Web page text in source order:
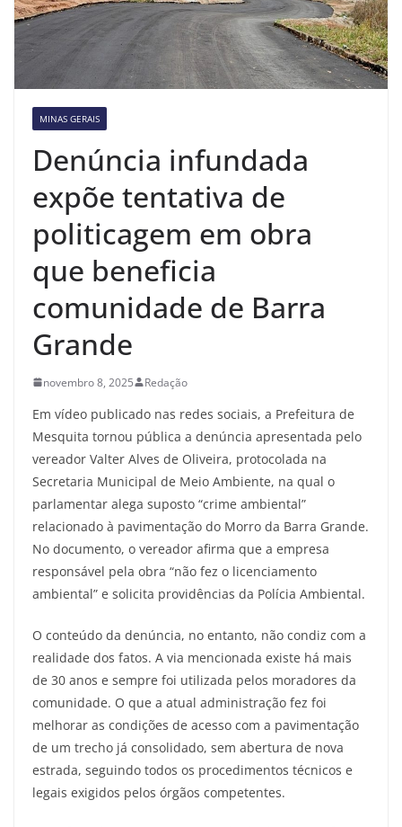
MINAS GERAIS
Denúncia infundada
expõe tentativa de
politicagem em obra
que beneficia
comunidade de Barra
Grande
novembro 8, 2025 Redação
Em vídeo publicado nas redes sociais, a Prefeitura de
Mesquita tornou pública a denúncia apresentada pelo
vereador Valter Alves de Oliveira, protocolada na
Secretaria Municipal de Meio Ambiente, na qual o
parlamentar alega suposto “crime ambiental”
relacionado à pavimentação do Morro da Barra Grande.
No documento, o vereador afirma que a empresa
responsável pela obra “não fez o licenciamento
ambiental” e solicita providências da Polícia Ambiental.
O conteúdo da denúncia, no entanto, não condiz com a
realidade dos fatos. A via mencionada existe há mais
de 30 anos e sempre foi utilizada pelos moradores da
comunidade. O que a atual administração fez foi
melhorar as condições de acesso com a pavimentação
de um trecho já consolidado, sem abertura de nova
estrada, seguindo todos os procedimentos técnicos e
legais exigidos pelos órgãos competentes.